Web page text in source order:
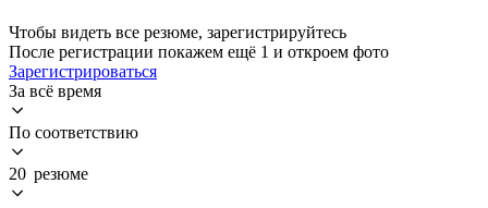
Чтобы видеть все резюме, зарегистрируйтесь
После регистрации покажем ещё 1 и откроем фото
Зарегистрироваться
За всё время
По соответствию
20 резюме